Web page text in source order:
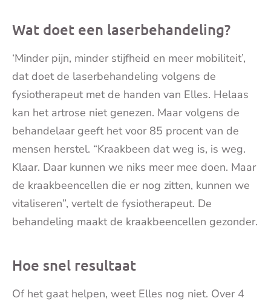
Wat doet een laserbehandeling?
‘Minder pijn, minder stijfheid en meer mobiliteit’,
dat doet de laserbehandeling volgens de
fysiotherapeut met de handen van Elles. Helaas
kan het artrose niet genezen. Maar volgens de
behandelaar geeft het voor 85 procent van de
mensen herstel. “Kraakbeen dat weg is, is weg.
Klaar. Daar kunnen we niks meer mee doen. Maar
de kraakbeencellen die er nog zitten, kunnen we
vitaliseren”, vertelt de fysiotherapeut. De
behandeling maakt de kraakbeencellen gezonder.
Hoe snel resultaat
Of het gaat helpen, weet Elles nog niet. Over 4